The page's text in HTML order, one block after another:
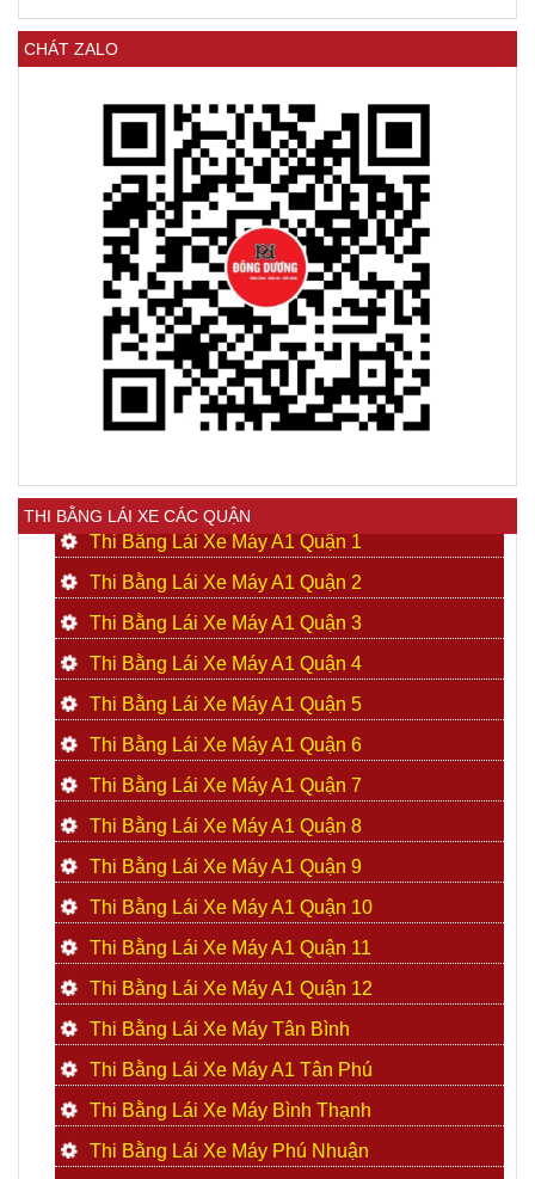
CHÁT ZALO
THI BẰNG LÁI XE CÁC QUẬN
Thi Bằng Lái Xe Máy A1 Quận 1
Thi Bằng Lái Xe Máy A1 Quận 2
Thi Bằng Lái Xe Máy A1 Quận 3
Thi Bằng Lái Xe Máy A1 Quận 4
Thi Bằng Lái Xe Máy A1 Quận 5
Thi Bằng Lái Xe Máy A1 Quận 6
Thi Bằng Lái Xe Máy A1 Quận 7
Thi Bằng Lái Xe Máy A1 Quận 8
Thi Bằng Lái Xe Máy A1 Quận 9
Thi Bằng Lái Xe Máy A1 Quận 10
Thi Bằng Lái Xe Máy A1 Quận 11
Thi Bằng Lái Xe Máy A1 Quận 12
Thi Bằng Lái Xe Máy Tân Bình
Thi Bằng Lái Xe Máy A1 Tân Phú
Thi Bằng Lái Xe Máy Bình Thạnh
Thi Bằng Lái Xe Máy Phú Nhuận